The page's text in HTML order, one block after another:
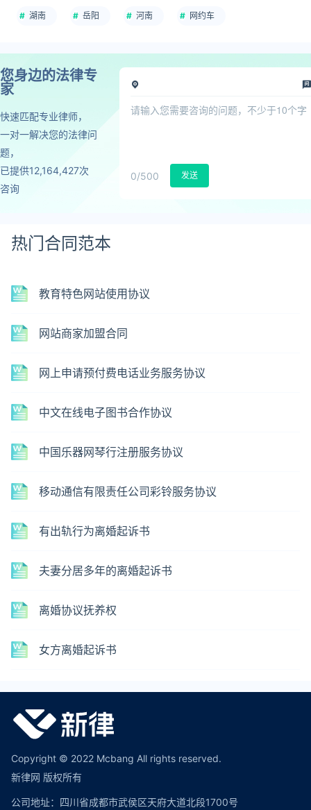
湖南 岳阳 河南 网约车
您身边的法律专
家
快速匹配专业律师，
一对一解决您的法律问
题，
已提供12,164,427次
咨询
0/500 发送
热门合同范本
教育特色网站使用协议
网站商家加盟合同
网上申请预付费电话业务服务协议
中文在线电子图书合作协议
中国乐器网琴行注册服务协议
移动通信有限责任公司彩铃服务协议
有出轨行为离婚起诉书
夫妻分居多年的离婚起诉书
离婚协议抚养权
女方离婚起诉书
Copyright © 2022 Mcbang All rights reserved.
新律网 版权所有
公司地址：四川省成都市武侯区天府大道北段1700号